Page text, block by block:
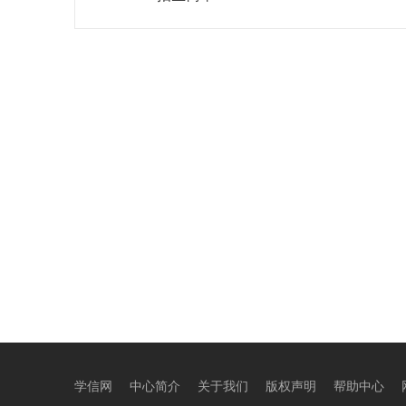
学信网 中心简介 关于我们 版权声明 帮助中心